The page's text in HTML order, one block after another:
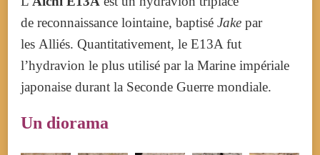
de reconnaissance lointaine, baptisé Jake par
les Alliés. Quantitativement, le E13A fut
l’hydravion le plus utilisé par la Marine impériale
japonaise durant la Seconde Guerre mondiale.
Un diorama